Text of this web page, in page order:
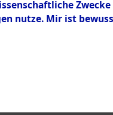
nutze. Mir ist